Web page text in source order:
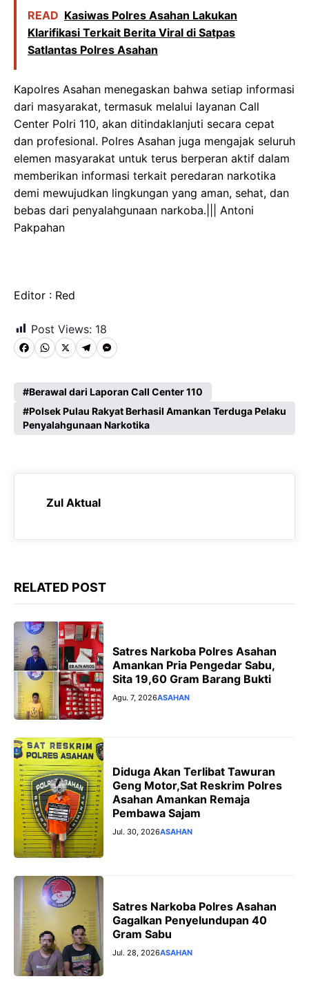
READ Kasiwas Polres Asahan Lakukan
Klarifikasi Terkait Berita Viral di Satpas
Satlantas Polres Asahan
Kapolres Asahan menegaskan bahwa setiap informasi
dari masyarakat, termasuk melalui layanan Call
Center Polri 110, akan ditindaklanjuti secara cepat
dan profesional. Polres Asahan juga mengajak seluruh
elemen masyarakat untuk terus berperan aktif dalam
memberikan informasi terkait peredaran narkotika
demi mewujudkan lingkungan yang aman, sehat, dan
bebas dari penyalahgunaan narkoba.||| Antoni
Pakpahan
Editor : Red
Post Views: 18
F
c
e
b
W
a
t
s
p
X T
l
e
g
m
M
s
s
e
Berawal dari Laporan Call Center 110
Polsek Pulau Rakyat Berhasil Amankan Terduga Pelaku
Penyalahgunaan Narkotika
Zul Aktual
RELATED POST
Satres Narkoba Polres Asahan
Amankan Pria Pengedar Sabu,
Sita 19,60 Gram Barang Bukti
Agu. 7, 2026ASAHAN
Diduga Akan Terlibat Tawuran
Geng Motor,Sat Reskrim Polres
Asahan Amankan Remaja
Pembawa Sajam
Jul. 30, 2026ASAHAN
Satres Narkoba Polres Asahan
Gagalkan Penyelundupan 40
Gram Sabu
Jul. 28, 2026ASAHAN